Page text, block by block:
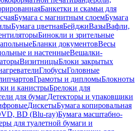
Банкетки и скамьи для
Бумага с магнитным слоемБумага
Бумага цветнаяБейджиВазыВафли,
Бинокли и зрительные
Бланки документовВесы
и настенныеВешалки-
ВизитницыБлоки закрытых
ГлобусыГоловные
Грамоты и дипломыБлокноты
и канистрыБрелоки для
для бумагДетекторы и упаковщики
ДискетыБумага копировальная
BD (Blu-ray)Бумага масштабно-
для туалетной бумаги и